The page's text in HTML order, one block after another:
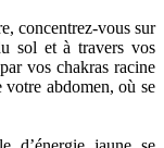
concentrez-vous sur
sol et à travers vos
vos chakras racine
votre abdomen, où se